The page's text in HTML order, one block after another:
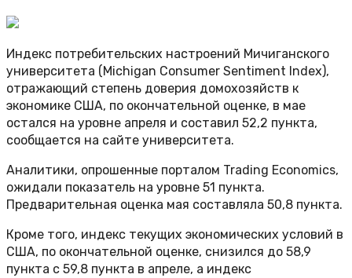
Индекс потребительских настроений Мичиганского
университета (Michigan Consumer Sentiment Index),
отражающий степень доверия домохозяйств к
экономике США, по окончательной оценке, в мае
остался на уровне апреля и составил 52,2 пункта,
сообщается на сайте университета.
Аналитики, опрошенные порталом Trading Economics,
ожидали показатель на уровне 51 пункта.
Предварительная оценка мая составляла 50,8 пункта.
Кроме того, индекс текущих экономических условий в
США, по окончательной оценке, снизился до 58,9
пункта с 59,8 пункта в апреле, а индекс